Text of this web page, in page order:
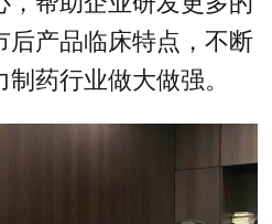
后产品临床特点，不断
药行业做大做强。